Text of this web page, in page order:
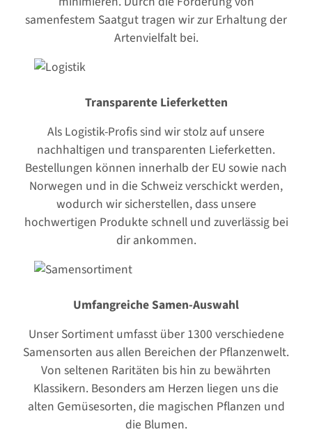
samenfestem Saatgut tragen wir zur Erhaltung der
Artenvielfalt bei.
Transparente Lieferketten
Als Logistik-Profis sind wir stolz auf unsere
nachhaltigen und transparenten Lieferketten.
Bestellungen können innerhalb der EU sowie nach
Norwegen und in die Schweiz verschickt werden,
wodurch wir sicherstellen, dass unsere
hochwertigen Produkte schnell und zuverlässig bei
dir ankommen.
Umfangreiche Samen-Auswahl
Unser Sortiment umfasst über 1300 verschiedene
Samensorten aus allen Bereichen der Pflanzenwelt.
Von seltenen Raritäten bis hin zu bewährten
Klassikern. Besonders am Herzen liegen uns die
alten Gemüsesorten, die magischen Pflanzen und
die Blumen.